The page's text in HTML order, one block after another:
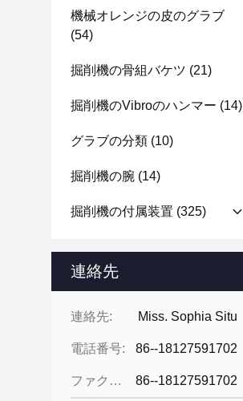
機械オレンジの皮のグラブ
(54)
掘削機の骨組バケツ (21)
掘削機のvibroのハンマー (14)
グラブの分類 (10)
掘削機の腕 (14)
掘削機の付属装置 (325)
連絡先
連絡先: Miss. Sophia Situ
電話番号: 86--18127591702
ファクシミリ: 86--18127591702